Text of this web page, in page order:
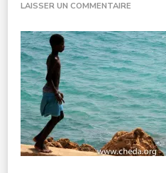
LAISSER UN COMMENTAIRE
CHEDA
PROJET-
15